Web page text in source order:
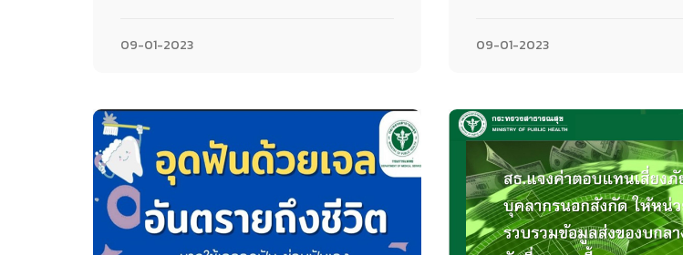
09-01-2023 09-01-2023